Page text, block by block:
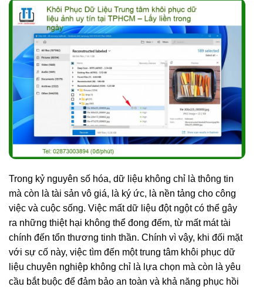
Trong kỷ nguyên số hóa, dữ liệu không chỉ là thông tin
mà còn là tài sản vô giá, là ký ức, là nền tảng cho công
việc và cuộc sống. Việc mất dữ liệu đột ngột có thể gây
ra những thiệt hại không thể đong đếm, từ mất mát tài
chính đến tổn thương tinh thần. Chính vì vậy, khi đối mặt
với sự cố này, việc tìm đến một trung tâm khôi phục dữ
liệu chuyên nghiệp không chỉ là lựa chọn mà còn là yêu
cầu bắt buộc để đảm bảo an toàn và khả năng phục hồi